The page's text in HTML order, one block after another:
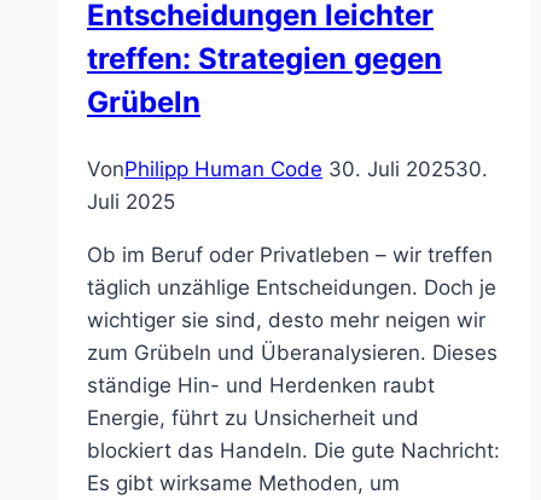
Entscheidungen leichter
treffen: Strategien gegen
Grübeln
VonPhilipp Human Code 30. Juli 202530.
Juli 2025
Ob im Beruf oder Privatleben – wir treffen
täglich unzählige Entscheidungen. Doch je
wichtiger sie sind, desto mehr neigen wir
zum Grübeln und Überanalysieren. Dieses
ständige Hin- und Herdenken raubt
Energie, führt zu Unsicherheit und
blockiert das Handeln. Die gute Nachricht:
Es gibt wirksame Methoden, um